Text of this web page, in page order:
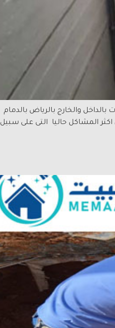
بالداخل والخارج بالرياض بالدمام
المشاكل حاليا التى على سبيل